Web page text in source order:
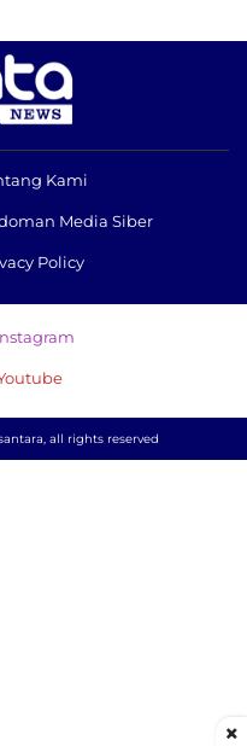
Kami
Media Siber
Policy
all rights reserved
×